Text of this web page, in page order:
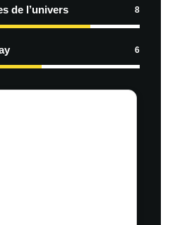
de l’univers 8
6